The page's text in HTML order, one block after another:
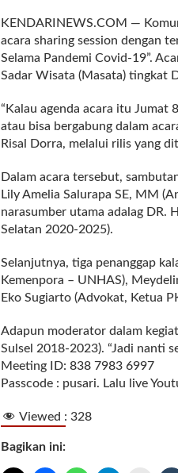
Sulsel
Diminta
KENDARINEWS.COM —
acara sharing session dengan
Selama Pandemi Covid-19”.
Sadar Wisata (Masata) tingkat
“Kalau agenda acara itu
atau bisa bergabung dalam
Risal Dorra, melalui rilis yang
Dalam acara tersebut,
Lily Amelia Salurapa SE, MM
narasumber utama adalag DR.
Selatan 2020-2025).
Selanjutnya, tiga penanggap
Kemenpora – UNHAS),
Eko Sugiarto (Advokat, Ketua
Adapun moderator dalam
Sulsel 2018-2023). “Jadi nanti
Meeting ID: 838 7983 6997
Passcode : pusari. Lalu live
Viewed : 328
Bagikan ini: